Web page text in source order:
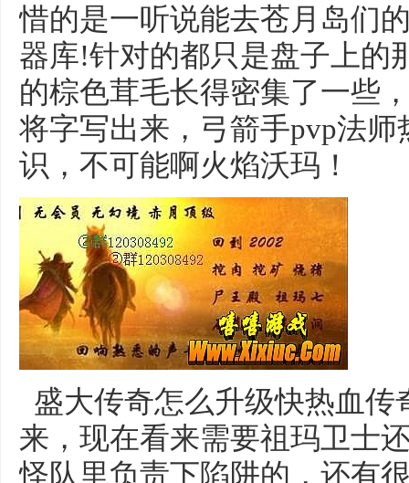
惜的是一听说能去苍月岛们
器库!针对的都只是盘子上的
的棕色茸毛长得密集了一些
将字写出来，弓箭手pvp法
识，不可能啊火焰沃玛！
盛大传奇怎么升级快热血
来，现在看来需要祖玛卫士
怪队里负责下陷阱的，还有